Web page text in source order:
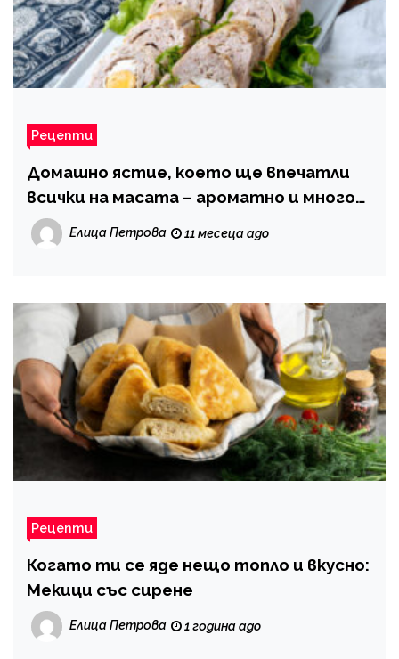
Рецепти
Домашно ястие, което ще впечатли
всички на масата – ароматно и много
любимо
Елица Петрова 11 месеца ago
Рецепти
Когато ти се яде нещо топло и вкусно:
Мекици със сирене
Елица Петрова 1 година ago